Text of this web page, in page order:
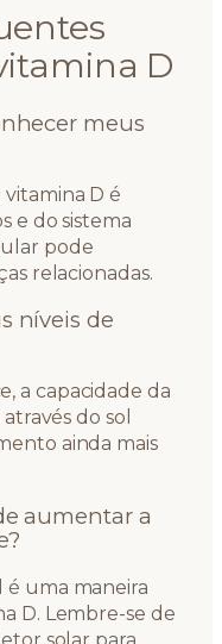
D
meus
D é
e do sistema
pode
relacionadas.
níveis de
a capacidade da
do sol
ainda mais
aumentar a
é uma maneira
D. Lembre-se de